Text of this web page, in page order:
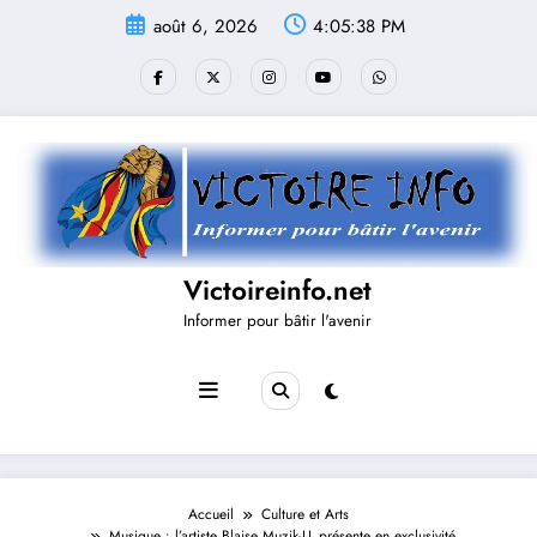
août 6, 2026 4:05:38 PM
Victoireinfo.net
Informer pour bâtir l'avenir
Accueil
Culture et Arts